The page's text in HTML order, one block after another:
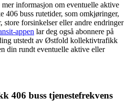
mer informasjon om eventuelle aktive
406 buss rutetider, som omkjøringer,
store forsinkelser eller andre endringer
appen lar deg også abonnere på
utstedt av Østfold kollektivtrafikk
din rundt eventuelle aktive eller
406 buss tjenestefrekvens